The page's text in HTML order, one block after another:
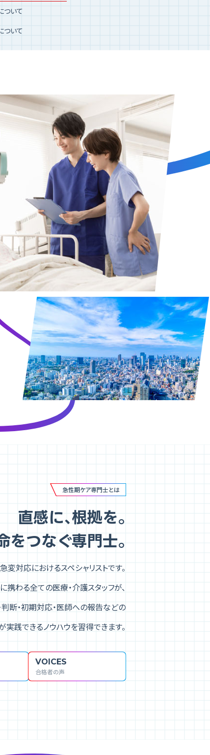
ついて
ついて
急性期ケア専門士とは
直感に、根拠を。
をつなぐ専門士。
変対応におけるスペシャリストです。
携わる全ての医療・介護スタッフが、
断・初期対応・医師への報告などの
実践できるノウハウを習得できます。
VOICES
合格者の声